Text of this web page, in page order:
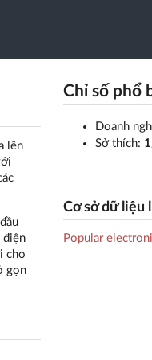
lên
điện
cho
gọn
Chỉ số phổ
Doanh
Sở thích:
Cơ sở dữ liệu
Popular